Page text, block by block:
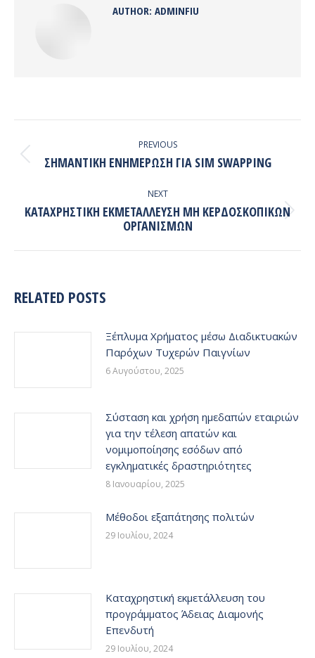
AUTHOR: ADMINFIU
NAVIGATION
PREVIOUS
Previous
ΣΗΜΑΝΤΙΚΉ ΕΝΗΜΈΡΩΣΗ ΓΙΑ SIM SWAPPING
NEXT
Next
post:
ΚΑΤΑΧΡΗΣΤΙΚΉ ΕΚΜΕΤΆΛΛΕΥΣΗ ΜΗ ΚΕΡΔΟΣΚΟΠΙΚΏΝ
ΟΡΓΑΝΙΣΜΏΝ
RELATED POSTS
Ξέπλυμα Χρήματος μέσω Διαδικτυακών
Παρόχων Τυχερών Παιγνίων
6 Αυγούστου, 2025
Σύσταση και χρήση ημεδαπών εταιριών
για την τέλεση απατών και
νομιμοποίησης εσόδων από
εγκληματικές δραστηριότητες
8 Ιανουαρίου, 2025
Mέθοδοι εξαπάτησης πολιτών
29 Ιουλίου, 2024
Καταχρηστική εκμετάλλευση του
προγράμματος Άδειας Διαμονής
Επενδυτή
29 Ιουλίου, 2024